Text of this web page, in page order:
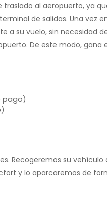
al aeropuerto, ya
de salidas. Una vez
a su vuelo, sin necesidad
De este modo, gana
pago)
Recogeremos su
y lo aparcaremos de